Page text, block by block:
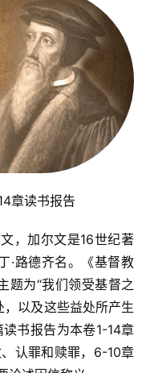
章读书报告
，加尔文是16世纪著
·路德齐名。《基督教
题为“我们领受基督之
以及这些益处所产生
书报告为本卷1-14章
认罪和赎罪，6-10章